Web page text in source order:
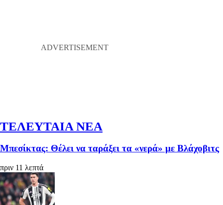
ΤΕΛΕΥΤΑΙΑ ΝΕΑ
Μπεσίκτας: Θέλει να ταράξει τα «νερά» με Βλάχοβιτς
πριν 11 λεπτά